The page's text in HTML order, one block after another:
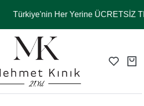
Türkiye'nin Her Yerine ÜCRETSİZ